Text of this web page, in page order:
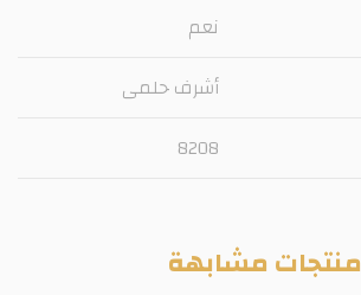
نعم
أشرف حلمى
8208
منتجات مشابهة